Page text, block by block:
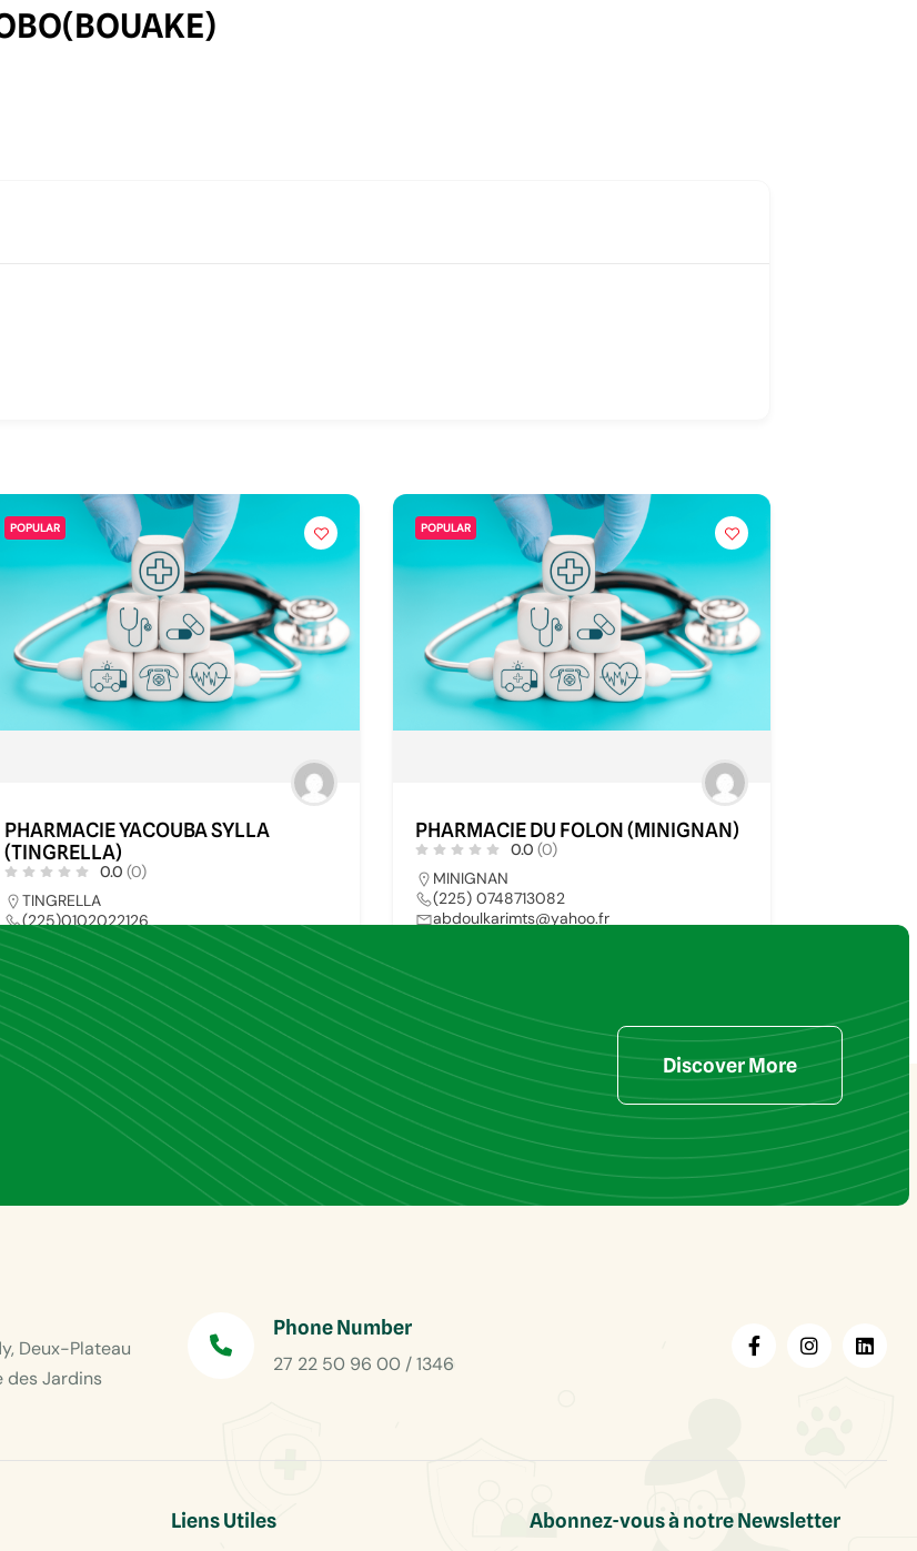
POPULAR
PHARMACIE YACOUBA SYLLA
(TINGRELLA)
0.0 (0)
TINGRELLA
(225)0102022126
pharmays@yahoo.fr
PHARMACIE 34
POPULAR
PHARMACIE DU FOLON (MINIGNAN)
0.0 (0)
MINIGNAN
(225) 0748713082
abdoulkarimts@yahoo.fr
Discover More
Deux-Plateau
des Jardins
Phone Number
27 22 50 96 00 / 1346
Liens Utiles Abonnez-vous à notre Newsletter